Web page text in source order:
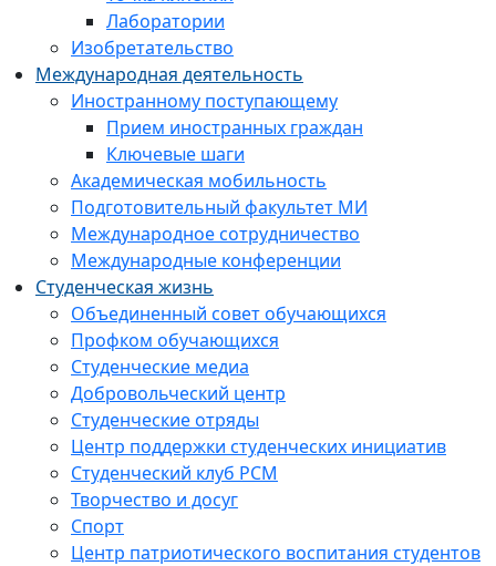
Лаборатории
Изобретательство
Международная деятельность
Иностранному поступающему
Прием иностранных граждан
Ключевые шаги
Академическая мобильность
Подготовительный факультет МИ
Международное сотрудничество
Международные конференции
Студенческая жизнь
Объединенный совет обучающихся
Профком обучающихся
Студенческие медиа
Добровольческий центр
Студенческие отряды
Центр поддержки студенческих инициатив
Студенческий клуб РСМ
Творчество и досуг
Спорт
Центр патриотического воспитания студентов